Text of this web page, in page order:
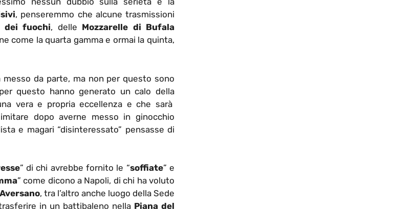
, penseremmo che alcune trasmissioni
dei fuochi, delle Mozzarelle di Bufala
come la quarta gamma e ormai la quinta,
da parte, ma non per questo sono
questo hanno generato un calo della
vera e propria eccellenza e che sarà
dopo averne messo in ginocchio
e magari “disinteressato” pensasse di
” di chi avrebbe fornito le “soffiate” e
” come dicono a Napoli, di chi ha voluto
, tra l’altro anche luogo della Sede
in un battibaleno nella Piana del